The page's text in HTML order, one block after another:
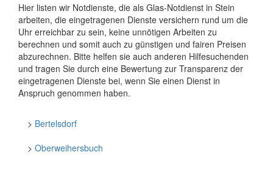
Hier listen wir Notdienste, die als Glas-Notdienst in Stein
arbeiten, die eingetragenen Dienste versichern rund um die
Uhr erreichbar zu sein, keine unnötigen Arbeiten zu
berechnen und somit auch zu günstigen und fairen Preisen
abzurechnen. Bitte helfen sie auch anderen Hilfesuchenden
und tragen Sie durch eine Bewertung zur Transparenz der
eingetragenen Dienste bei, wenn Sie einen Dienst in
Anspruch genommen haben.
> Bertelsdorf
> Oberweihersbuch